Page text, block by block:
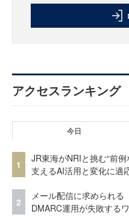
アクセスランキング
今日
1
JR東海がNRIと挑む“前
支えるAI活用と変化に適
2
メール配信に求められる
DMARC運用が失敗する